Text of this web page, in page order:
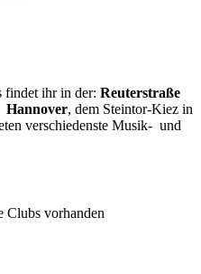
findet ihr in der: Reuterstraße
Hannover, dem Steintor-Kiez in
verschiedenste Musik- und
Clubs vorhanden